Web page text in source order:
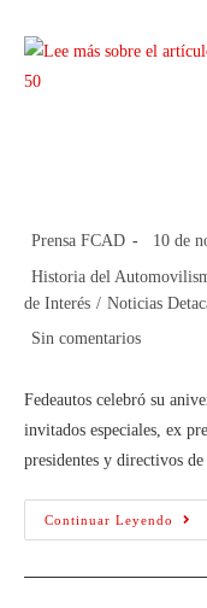
Prensa FCAD
10 de
Historia del
de Interés / Noticias
Sin comentarios
Fedeautos celebró su
invitados especiales, ex
presidentes y directivos
Continuar Leyendo